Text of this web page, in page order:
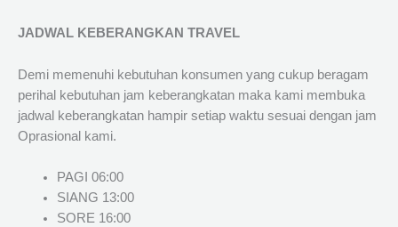
JADWAL KEBERANGKAN TRAVEL
Demi memenuhi kebutuhan konsumen yang cukup beragam
perihal kebutuhan jam keberangkatan maka kami membuka
jadwal keberangkatan hampir setiap waktu sesuai dengan jam
Oprasional kami.
PAGI 06:00
SIANG 13:00
SORE 16:00